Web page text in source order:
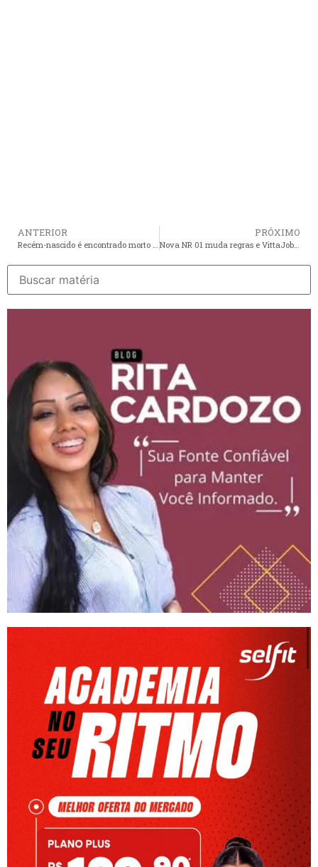
ANTERIOR
Recém-nascido é encontrado morto dentro de vaso sanitário e mãe é presa em Balsas
PRÓXIMO
Nova NR 01 muda regras e VittaJob oferece consultoria grátis em São Luís